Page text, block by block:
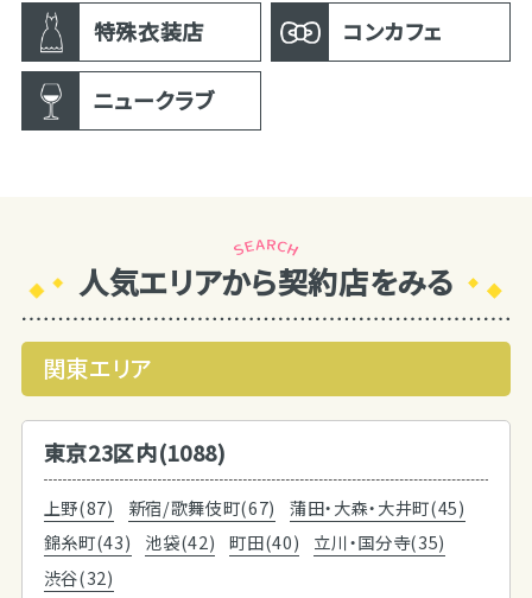
特殊衣装店 コンカフェ
ニュークラブ
人気エリアから契約店をみる
関東エリア
東京23区内(1088)
上野(87) 新宿/歌舞伎町(67)
蒲田・大森・大井町(45)
錦糸町(43)
池袋(42) 町田(40)
立川・国分寺(35)
渋谷(32)